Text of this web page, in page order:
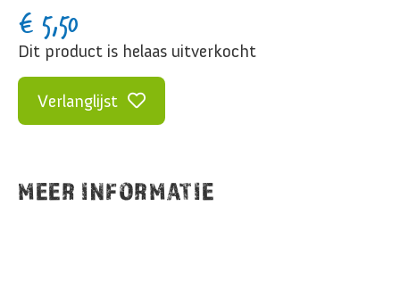
€ 5,50
Dit product is helaas uitverkocht
Verlanglijst
MEER INFORMATIE